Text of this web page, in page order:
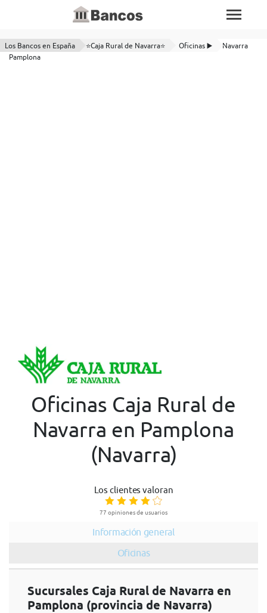
Los Bancos en España ⭐Caja Rural de Navarra⭐ Oficinas ▶️
Navarra
Pamplona
Oficinas Caja Rural de
Navarra en Pamplona
(Navarra)
Los clientes valoran
77 opiniones de usuarios
Información general
Oficinas
Sucursales Caja Rural de Navarra en
Pamplona (provincia de Navarra)